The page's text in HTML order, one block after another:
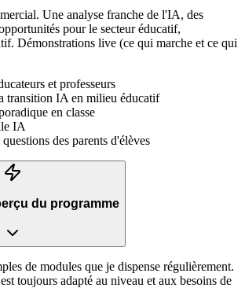
Une analyse franche de l'IA, des
pour le secteur éducatif,
Démonstrations live (ce qui marche et ce qui
et professeurs
transition IA en milieu éducatif
en classe
IA
des parents d'élèves
du programme
de modules que je dispense régulièrement.
toujours adapté au niveau et aux besoins de